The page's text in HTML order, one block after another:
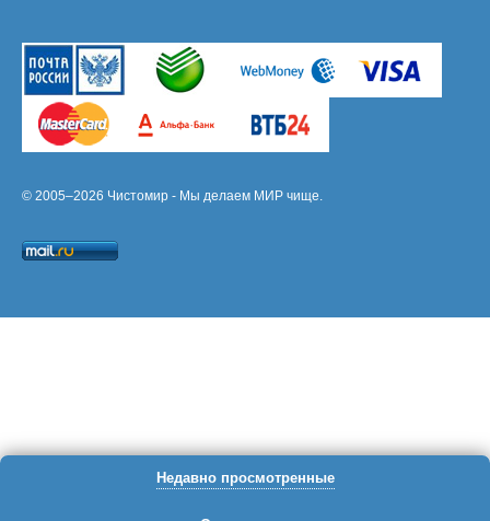
© 2005–2026 Чистомир - Мы делаем МИР чище.
Недавно просмотренные